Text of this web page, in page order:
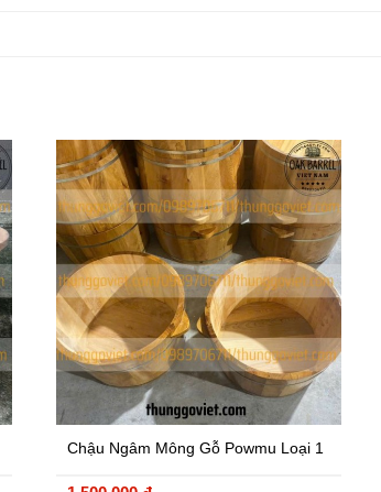
Chậu Ngâm Mông Gỗ Powmu Loại 1